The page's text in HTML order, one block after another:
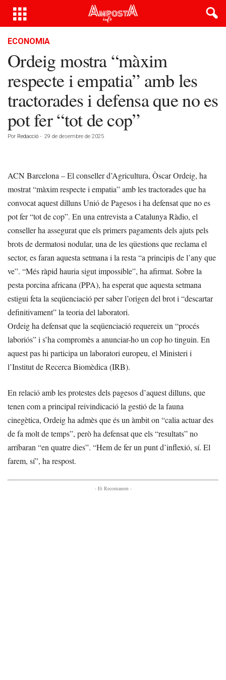
ECONOMIA
Ordeig mostra “màxim
respecte i empatia” amb les
tractorades i defensa que no es
pot fer “tot de cop”
Por Redacció - 29 de desembre de 2025
ACN Barcelona – El conseller d’Agricultura, Òscar Ordeig, ha
mostrat “màxim respecte i empatia” amb les tractorades que ha
convocat aquest dilluns Unió de Pagesos i ha defensat que no es
pot fer “tot de cop”. En una entrevista a Catalunya Ràdio, el
conseller ha assegurat que els primers pagaments dels ajuts pels
brots de dermatosi nodular, una de les qüestions que reclama el
sector, es faran aquesta setmana i la resta “a principis de l’any que
ve”. “Més ràpid hauria sigut impossible”, ha afirmat. Sobre la
pesta porcina africana (PPA), ha esperat que aquesta setmana
estigui feta la seqüenciació per saber l’origen del brot i “descartar
definitivament” la teoria del laboratori.
Ordeig ha defensat que la seqüenciació requereix un “procés
laboriós” i s’ha compromès a anunciar-ho un cop ho tinguin. En
aquest pas hi participa un laboratori europeu, el Ministeri i
l’Institut de Recerca Biomèdica (IRB).
En relació amb les protestes dels pagesos d’aquest dilluns, que
tenen com a principal reivindicació la gestió de la fauna
cinegètica, Ordeig ha admès que és un àmbit on “calia actuar des
de fa molt de temps”, però ha defensat que els “resultats” no
arribaran “en quatre dies”. “Hem de fer un punt d’inflexió, sí. El
farem, sí”, ha respost.
- Et Recomanem -